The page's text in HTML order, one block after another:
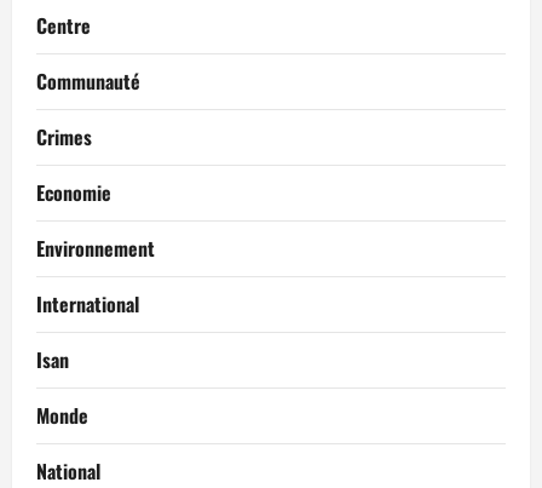
Centre
Communauté
Crimes
Economie
Environnement
International
Isan
Monde
National